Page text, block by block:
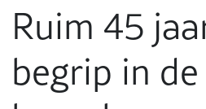
Ruim 45
begrip in